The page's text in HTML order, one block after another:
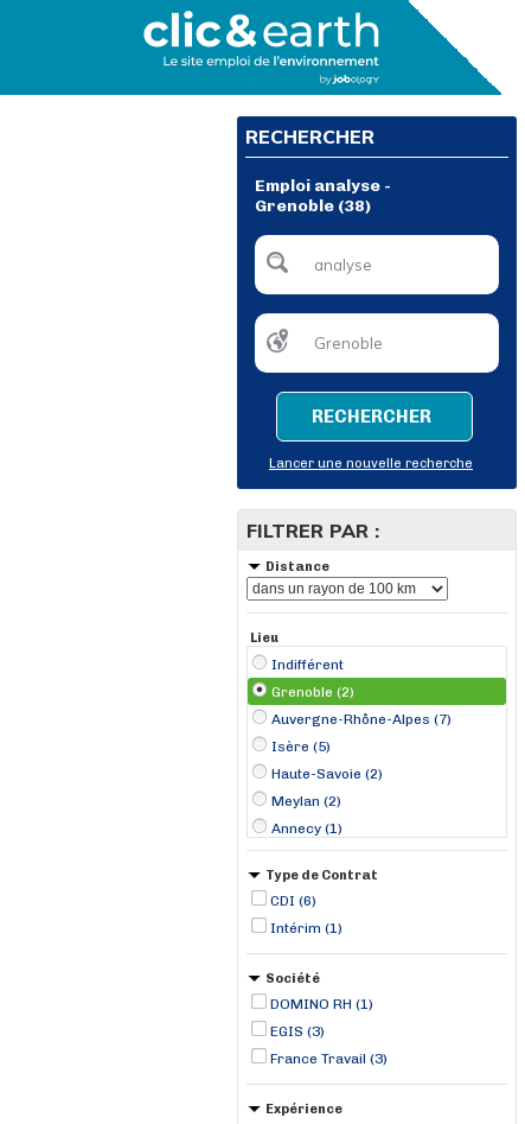
RECHERCHER
Emploi analyse -
Grenoble (38)
RECHERCHER
Lancer une nouvelle recherche
FILTRER PAR :
Distance
Lieu
Indifférent
Grenoble (2)
Auvergne-Rhône-Alpes (7)
Isère (5)
Haute-Savoie (2)
Meylan (2)
Annecy (1)
Bresson (1)
Poisy (1)
Type de Contrat
CDI (6)
Intérim (1)
Société
DOMINO RH (1)
EGIS (3)
France Travail (3)
Expérience